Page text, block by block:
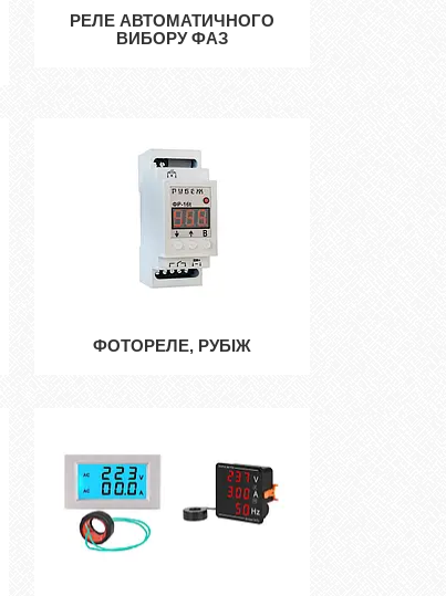
РЕЛЕ АВТОМАТИЧНОГО
ВИБОРУ ФАЗ
ФОТОРЕЛЕ, РУБІЖ